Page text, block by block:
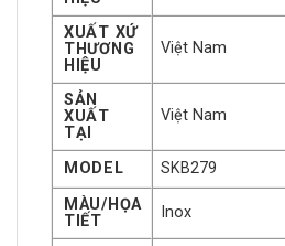
XUẤT XỨ
THƯƠNG
HIỆU
Việt Nam
SẢN
XUẤT
TẠI
Việt Nam
MODEL
SKB279
MÀU/HỌA
TIẾT
Inox